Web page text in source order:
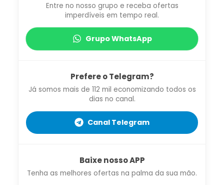
Entre no nosso grupo e receba ofertas
imperdíveis em tempo real.
Grupo WhatsApp
Prefere o Telegram?
Já somos mais de 112 mil economizando todos os
dias no canal.
Canal Telegram
Baixe nosso APP
Tenha as melhores ofertas na palma da sua mão.